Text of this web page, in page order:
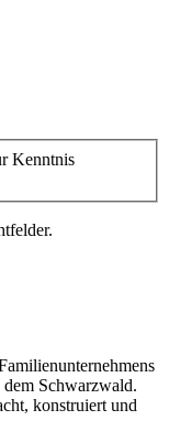
Kenntnis
Schwarzwald.
konstruiert und